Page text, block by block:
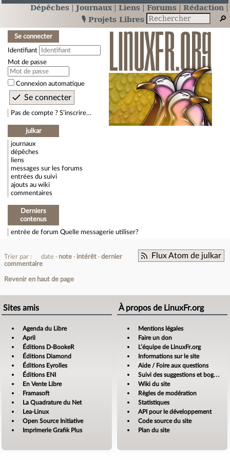
Dépêches Journaux Liens Forums
Rédaction
🎙️ Projets Libres
Se connecter
Identifiant
Mot de passe
Connexion automatique
Pas de compte ? S’inscrire…
julkar
journaux
dépêches
liens
messages sur les forums
entrées du suivi
ajouts au wiki
commentaires
Derniers
contenus
entrée de forum Quelle messagerie utiliser?
Flux Atom de julkar
Trier par : date note intérêt
dernier
commentaire
Revenir en haut de page
Sites amis
Agenda du Libre
April
Éditions D-BookeR
Éditions Diamond
Éditions Eyrolles
Éditions ENI
En Vente Libre
Framasoft
La Quadrature du Net
Lea-Linux
Open Source Initiative
Imprimerie Grafik Plus
À propos de LinuxFr.org
Mentions légales
Faire un don
L’équipe de LinuxFr.org
Informations sur le site
Aide / Foire aux questions
Suivi des suggestions et bogues
Wiki du site
Règles de modération
Statistiques
API pour le développement
Code source du site
Plan du site